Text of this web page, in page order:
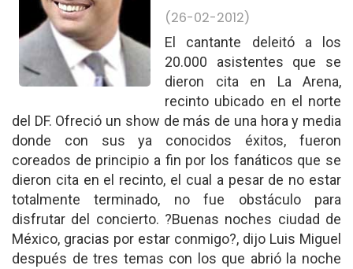
(26-02-2012)
El cantante deleitó a los
20.000 asistentes que se
dieron cita en La Arena,
recinto ubicado en el norte
del DF. Ofreció un show de más de una hora y media
donde con sus ya conocidos éxitos, fueron
coreados de principio a fin por los fanáticos que se
dieron cita en el recinto, el cual a pesar de no estar
totalmente terminado, no fue obstáculo para
disfrutar del concierto. ?Buenas noches ciudad de
México, gracias por estar conmigo?, dijo Luis Miguel
después de tres temas con los que abrió la noche